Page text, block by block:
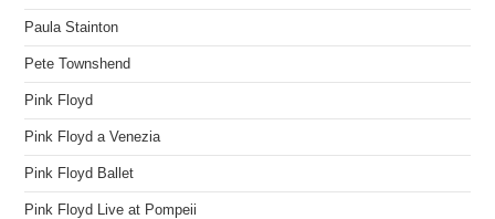
Paula Stainton
Pete Townshend
Pink Floyd
Pink Floyd a Venezia
Pink Floyd Ballet
Pink Floyd Live at Pompeii